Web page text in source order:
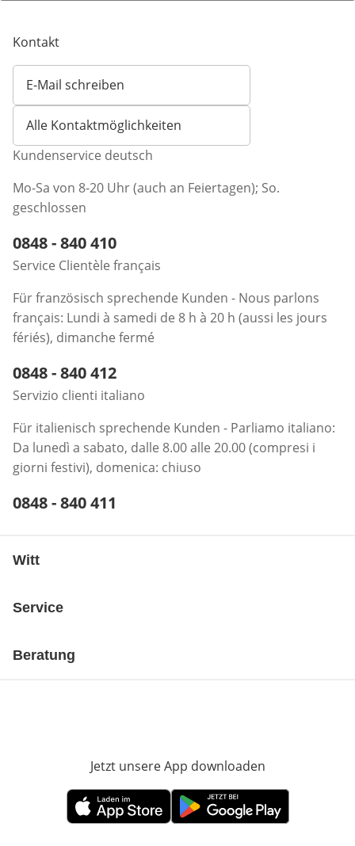
Kontakt
E-Mail schreiben
Öffnet E-Mail-Client
Alle Kontaktmöglichkeiten
Kundenservice deutsch
Mo-Sa von 8-20 Uhr (auch an Feiertagen); So.
geschlossen
Telefonnummer:
0848 - 840 410
Service Clientèle français
Für französisch sprechende Kunden - Nous parlons
français: Lundi à samedi de 8 h à 20 h (aussi les jours
fériés), dimanche fermé
Telefonnummer:
0848 - 840 412
Servizio clienti italiano
Für italienisch sprechende Kunden - Parliamo italiano:
Da lunedì a sabato, dalle 8.00 alle 20.00 (compresi i
giorni festivi), domenica: chiuso
Telefonnummer:
0848 - 840 411
Witt
Service
Beratung
Jetzt unsere App downloaden
Öffnet in neuem FensterÖffnet in neuem Fenster